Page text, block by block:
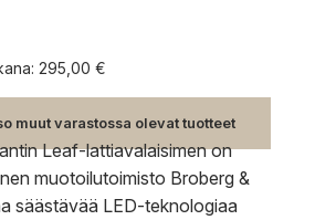
295,00 €
muut varastossa olevat tuotteet
Leaf-lattiavalaisimen on
muotoilutoimisto Broberg &
säästävää LED-teknologiaa